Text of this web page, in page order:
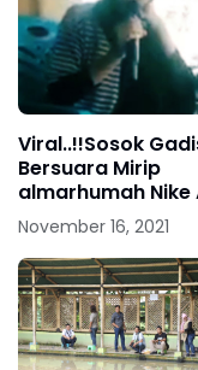
Viral..!!Sosok
Bersuara Mirip
almarhumah Nike
November 16, 2021